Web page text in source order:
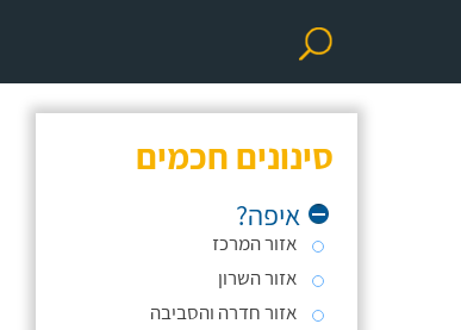
סינונים חכמים
איפה?
אזור המרכז
אזור השרון
אזור חדרה והסביבה